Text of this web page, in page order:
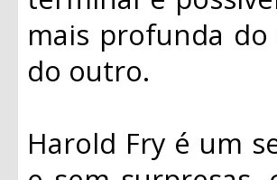
mais profunda
do outro.
Harold Fry é um